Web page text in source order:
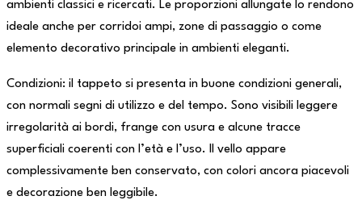
ambienti classici e ricercati. Le proporzioni allungate lo rendono
ideale anche per corridoi ampi, zone di passaggio o come
elemento decorativo principale in ambienti eleganti.
Condizioni: il tappeto si presenta in buone condizioni generali,
con normali segni di utilizzo e del tempo. Sono visibili leggere
irregolarità ai bordi, frange con usura e alcune tracce
superficiali coerenti con l’età e l’uso. Il vello appare
complessivamente ben conservato, con colori ancora piacevoli
e decorazione ben leggibile.